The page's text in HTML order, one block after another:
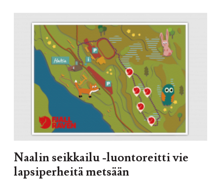
Naalin seikkailu -luontoreitti vie
lapsiperheitä metsään